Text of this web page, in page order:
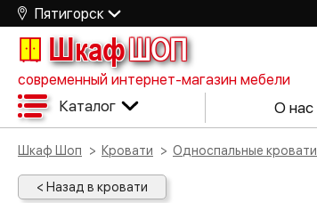
Пятигорск
ШкафШОП
современный интернет-магазин мебели
Каталог О нас
Шкаф Шоп Кровати Односпальные кровати
< Назад в кровати